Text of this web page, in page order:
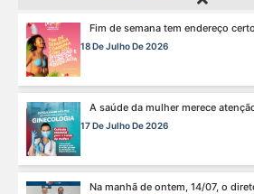
A saúde da mulher merece
17 De Julho De 2026
Na manhã de ontem, 14/07, o
15 De Julho De 2026
Cuidar da mente também é cuidar